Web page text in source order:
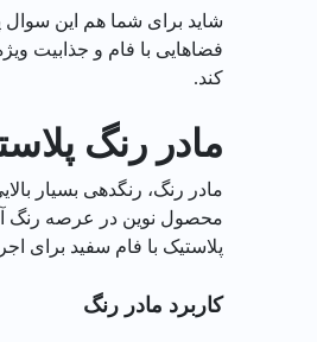
شاید برای شما هم این سوال
فضاهایی با فام و جذابیت
کند.
مادر رنگ
مادر رنگ، رنگدهی بسیار
محصول نوین در عرصه رنگ
پلاستیک با فام سفید برای
کاربرد مادر رنگ